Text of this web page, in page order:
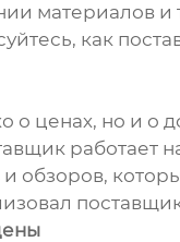
материалов и
как
о ценах, но и о
работает
обзоров,